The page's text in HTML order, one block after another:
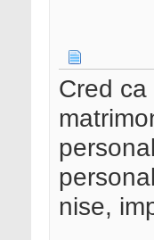
Cred
nise,